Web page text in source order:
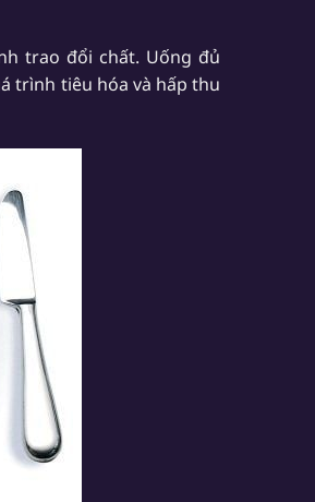
trao đổi chất. Uống đủ
trình tiêu hóa và hấp thu